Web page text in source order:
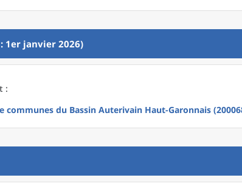
1er janvier 2026)
:
communes du Bassin Auterivain Haut-Garonnais